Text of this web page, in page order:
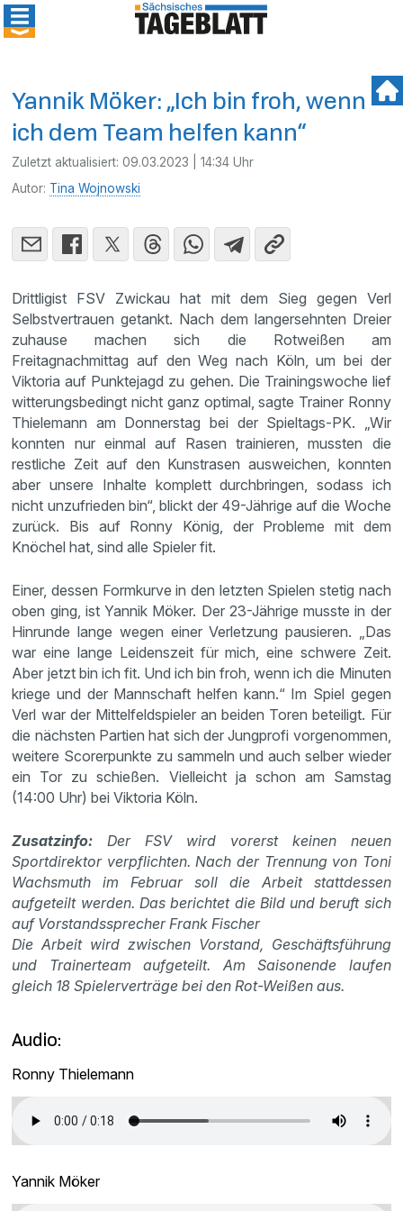
Yannik Möker: „Ich bin froh, wenn
ich dem Team helfen kann“
Zuletzt aktualisiert:09.03.2023 | 14:34 Uhr
Autor: Tina Wojnowski
Drittligist FSV Zwickau hat mit dem Sieg gegen Verl
Selbstvertrauen getankt. Nach dem langersehnten Dreier
zuhause machen sich die Rotweißen am
Freitagnachmittag auf den Weg nach Köln, um bei der
Viktoria auf Punktejagd zu gehen. Die Trainingswoche lief
witterungsbedingt nicht ganz optimal, sagte Trainer Ronny
Thielemann am Donnerstag bei der Spieltags-PK. „Wir
konnten nur einmal auf Rasen trainieren, mussten die
restliche Zeit auf den Kunstrasen ausweichen, konnten
aber unsere Inhalte komplett durchbringen, sodass ich
nicht unzufrieden bin“, blickt der 49-Jährige auf die Woche
zurück. Bis auf Ronny König, der Probleme mit dem
Knöchel hat, sind alle Spieler fit.
Einer, dessen Formkurve in den letzten Spielen stetig nach
oben ging, ist Yannik Möker. Der 23-Jährige musste in der
Hinrunde lange wegen einer Verletzung pausieren. „Das
war eine lange Leidenszeit für mich, eine schwere Zeit.
Aber jetzt bin ich fit. Und ich bin froh, wenn ich die Minuten
kriege und der Mannschaft helfen kann.“ Im Spiel gegen
Verl war der Mittelfeldspieler an beiden Toren beteiligt. Für
die nächsten Partien hat sich der Jungprofi vorgenommen,
weitere Scorerpunkte zu sammeln und auch selber wieder
ein Tor zu schießen. Vielleicht ja schon am Samstag
(14:00 Uhr) bei Viktoria Köln.
Zusatzinfo:Der FSV wird vorerst keinen neuen
Sportdirektor verpflichten. Nach der Trennung von Toni
Wachsmuth im Februar soll die Arbeit stattdessen
aufgeteilt werden. Das berichtet die Bild und beruft sich
auf Vorstandssprecher Frank Fischer
Die Arbeit wird zwischen Vorstand, Geschäftsführung
und Trainerteam aufgeteilt. Am Saisonende laufen
gleich 18 Spielerverträge bei den Rot-Weißen aus.
Audio:
Ronny Thielemann
Yannik Möker